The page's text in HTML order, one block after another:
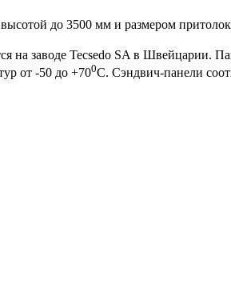
до 3500 мм и размером
на заводе Tecsedo SA в Швейцарии.
от -50 до +700С. Сэндвич-панели